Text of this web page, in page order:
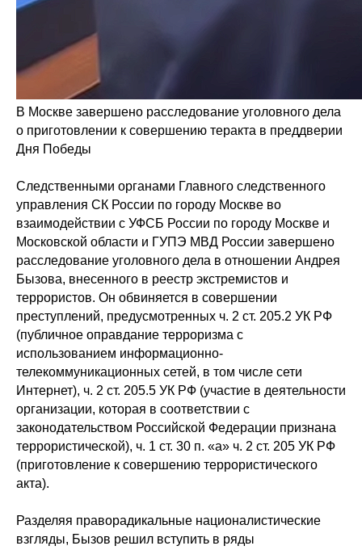
В Москве завершено расследование уголовного дела
о приготовлении к совершению теракта в преддверии
Дня Победы
Следственными органами Главного следственного
управления СК России по городу Москве во
взаимодействии с УФСБ России по городу Москве и
Московской области и ГУПЭ МВД России завершено
расследование уголовного дела в отношении Андрея
Бызова, внесенного в реестр экстремистов и
террористов. Он обвиняется в совершении
преступлений, предусмотренных ч. 2 ст. 205.2 УК РФ
(публичное оправдание терроризма с
использованием информационно-
телекоммуникационных сетей, в том числе сети
Интернет), ч. 2 ст. 205.5 УК РФ (участие в деятельности
организации, которая в соответствии с
законодательством Российской Федерации признана
террористической), ч. 1 ст. 30 п. «а» ч. 2 ст. 205 УК РФ
(приготовление к совершению террористического
акта).
Разделяя праворадикальные националистические
взгляды, Бызов решил вступить в ряды